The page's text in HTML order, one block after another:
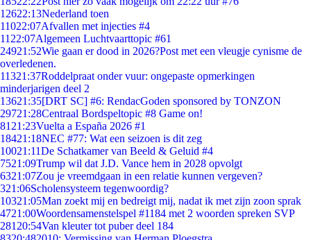
12622:13Nederland toen
11022:07Afvallen met injecties #4
11 22:07Algemeen Luchtvaarttopic #61
24921:52Wie gaan er dood in 2026?Post met een vleugje cynisme de
overledenen.
11321:37Roddelpraat onder vuur: ongepaste opmerkingen
minderjarigen deel 2
13621:35[DRT SC] #6: RendacGoden sponsored by TONZON
29721:28Centraal Bordspeltopic #8 Game on!
81 21:23Vuelta a España 2026 #1
18421:18NEC #77: Wat een seizoen is dit zeg
10021:11De Schatkamer van Beeld & Geluid #4
7521:09Trump wil dat J.D. Vance hem in 2028 opvolgt
6321:07Zou je vreemdgaan in een relatie kunnen vergeven?
321:06Scholensysteem tegenwoordig?
10321:05Man zoekt mij en bedreigt mij, nadat ik met zijn zoon sprak
4721:00Woordensamenstelspel #1184 met 2 woorden spreken SVP
281 20:54Van kleuter tot puber deel 184